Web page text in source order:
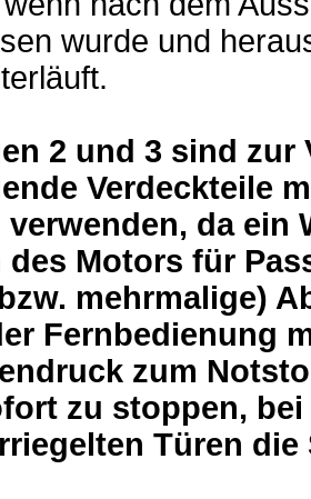
wurde und
2 und 3 sind zur
Verdeckteile
da ein
Motors für
mehrmalige)
Fernbedienung
zum
zu stoppen,
Türen